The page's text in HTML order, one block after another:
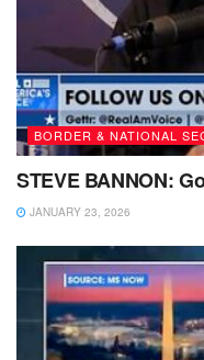
BORDER & NATIONAL
STEVE BANNON:
JANUARY 23, 2026